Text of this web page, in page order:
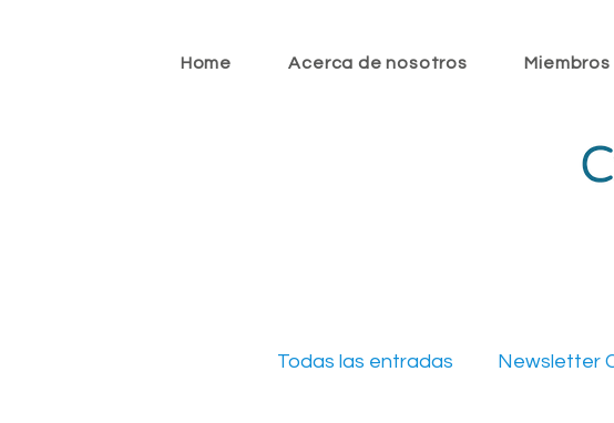
Home Acerca de nosotros Miembros
Todas las entradas Newsletter